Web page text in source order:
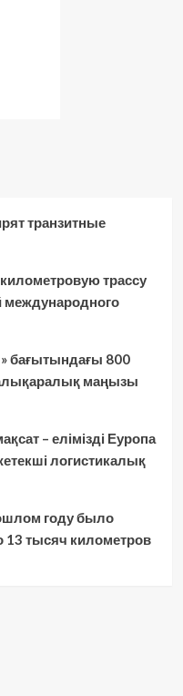
транзитные
трассу
международного
бағытындағы 800
маңызы
– елімізді Еуропа
логистикалық
году было
13 тысяч километров